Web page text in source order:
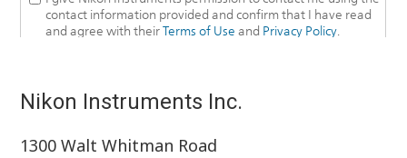
Nikon Instruments Inc.
1300 Walt Whitman Road